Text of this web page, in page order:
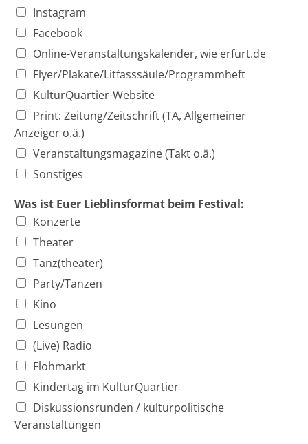
s
Instagram
Facebook
Online-Veranstaltungskalender, wie erfurt.de
Flyer/Plakate/Litfasssäule/Programmheft
KulturQuartier-Website
Print: Zeitung/Zeitschrift (TA, Allgemeiner
Anzeiger o.ä.)
Veranstaltungsmagazine (Takt o.ä.)
Sonstiges
Was ist Euer Lieblinsformat beim Festival:
Konzerte
Theater
Tanz(theater)
Party/Tanzen
Kino
Lesungen
(Live) Radio
Flohmarkt
Kindertag im KulturQuartier
Diskussionsrunden / kulturpolitische
Veranstaltungen